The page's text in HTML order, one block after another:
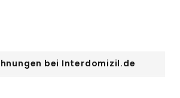
bei Interdomizil.de